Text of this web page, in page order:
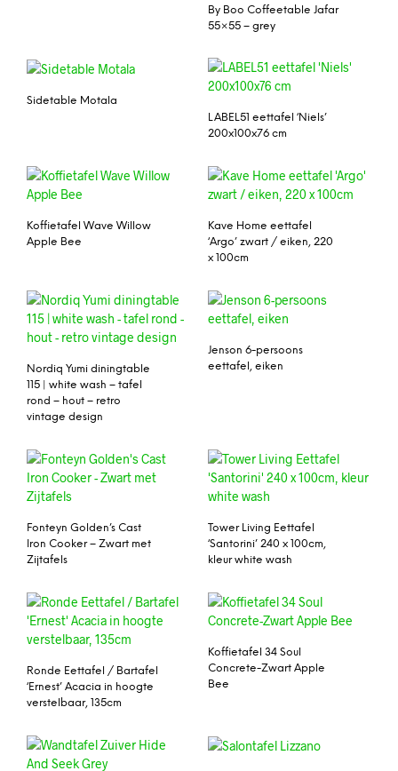
By Boo Coffeetable Jafar
55×55 – grey
Sidetable Motala
LABEL51 eettafel ‘Niels’
200x100x76 cm
Koffietafel Wave Willow
Apple Bee
Kave Home eettafel
‘Argo’ zwart / eiken, 220
x 100cm
Nordiq Yumi diningtable
115 | white wash – tafel
rond – hout – retro
vintage design
Jenson 6-persoons
eettafel, eiken
Fonteyn Golden’s Cast
Iron Cooker – Zwart met
Zijtafels
Tower Living Eettafel
‘Santorini’ 240 x 100cm,
kleur white wash
Ronde Eettafel / Bartafel
‘Ernest’ Acacia in hoogte
verstelbaar, 135cm
Koffietafel 34 Soul
Concrete-Zwart Apple
Bee